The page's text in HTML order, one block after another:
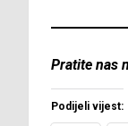
Pratite nas
Podijeli vijest: